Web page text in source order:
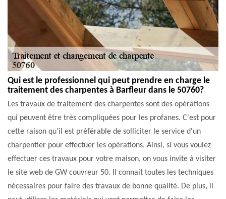
Qui est le professionnel qui peut prendre en charge le
traitement des charpentes à Barfleur dans le 50760?
Les travaux de traitement des charpentes sont des opérations
qui peuvent être très compliquées pour les profanes. C'est pour
cette raison qu'il est préférable de solliciter le service d'un
charpentier pour effectuer les opérations. Ainsi, si vous voulez
effectuer ces travaux pour votre maison, on vous invite à visiter
le site web de GW couvreur 50. Il connait toutes les techniques
nécessaires pour faire des travaux de bonne qualité. De plus, il